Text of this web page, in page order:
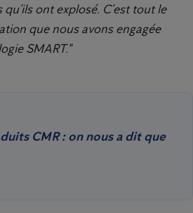
ont explosé. C’est tout le
que nous avons engagée
SMART."
CMR : on nous a dit que